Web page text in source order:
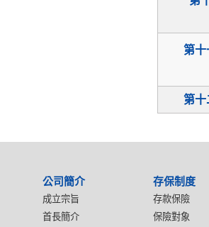
第十
第十
公司簡介
成立宗旨
首長簡介
存保制度
存款保險
保險對象